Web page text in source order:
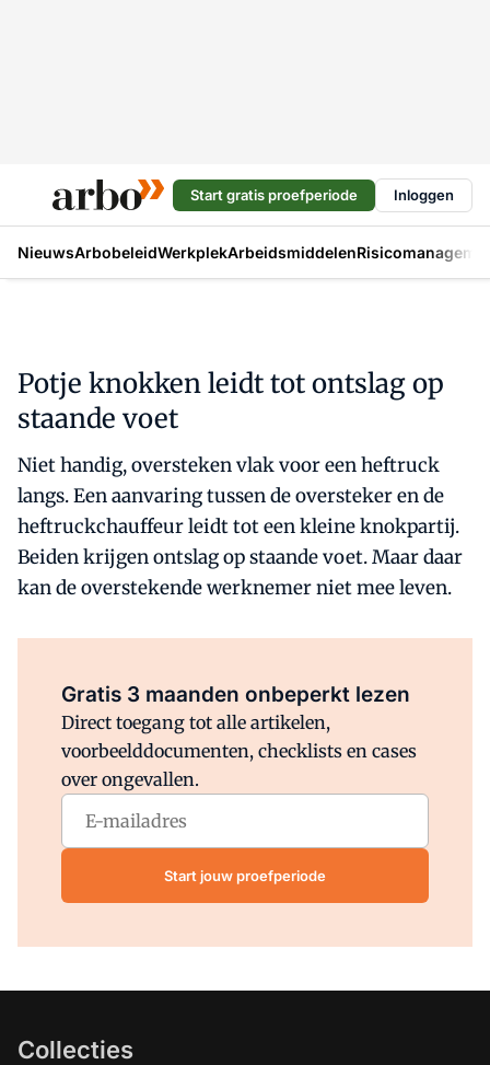
Start gratis proefperiode Inloggen
NieuwsArbobeleidWerkplekArbeidsmiddelen
Potje knokken leidt tot ontslag op
staande voet
Niet handig, oversteken vlak voor een heftruck
langs. Een aanvaring tussen de oversteker en de
heftruckchauffeur leidt tot een kleine knokpartij.
Beiden krijgen ontslag op staande voet. Maar daar
kan de overstekende werknemer niet mee leven.
Gratis 3 maanden onbeperkt lezen
Direct toegang tot alle artikelen,
voorbeelddocumenten, checklists en cases
over ongevallen.
Start jouw proefperiode
Collecties